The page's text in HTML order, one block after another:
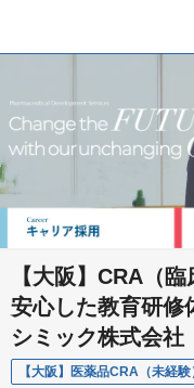
【大阪】CRA（
安心した教育研
シミック株式会社